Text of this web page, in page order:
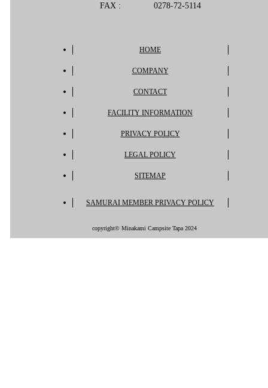
FAX : 0278-72-5114
HOME
COMPANY
CONTACT
FACILITY INFORMATION
PRIVACY POLICY
LEGAL POLICY
SITEMAP
SAMURAI MEMBER PRIVACY POLICY
copyright© Minakami Campsite Tapa 2024